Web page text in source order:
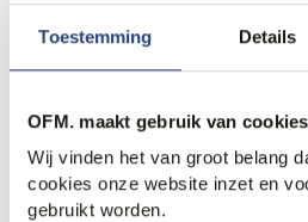
Toestemming Details
OFM. maakt gebruik van
Wij vinden het van groot belang
cookies onze website inzet en
gebruikt worden.